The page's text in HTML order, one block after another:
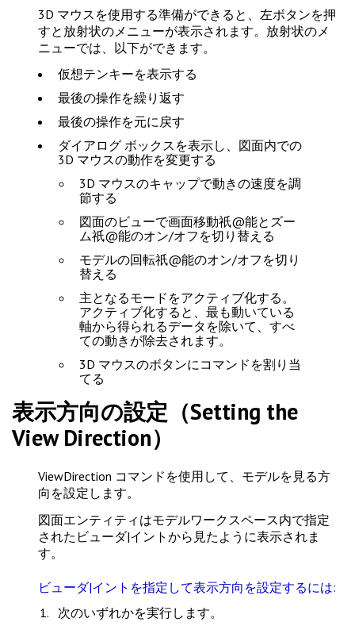
3D マウスを使用する準備ができると、左ボタンを押
すと放射状のメニューが表示されます。放射状のメ
ニューでは、以下ができます。
仮想テンキーを表示する
最後の操作を繰り返す
最後の操作を元に戻す
ダイアログ ボックスを表示し、図面内での
3D マウスの動作を変更する
3D マウスのキャップで動きの速度を調
節する
図面のビューで画面移動祇@能とズー
ム祇@能のオン/オフを切り替える
モデルの回転祇@能のオン/オフを切り
替える
主となるモードをアクティブ化する。
アクティブ化すると、最も動いている
軸から得られるデータを除いて、すべ
ての動きが除去されます。
3D マウスのボタンにコマンドを割り当
てる
表示方向の設定（Setting the
View Direction）
ViewDirection コマンドを使用して、モデルを見る方
向を設定します。
図面エンティティはモデルワークスペース内で指定
されたビューダ|イントから見たように表示されま
す。
ビューダ|イントを指定して表示方向を設定するには:
次のいずれかを実行します。